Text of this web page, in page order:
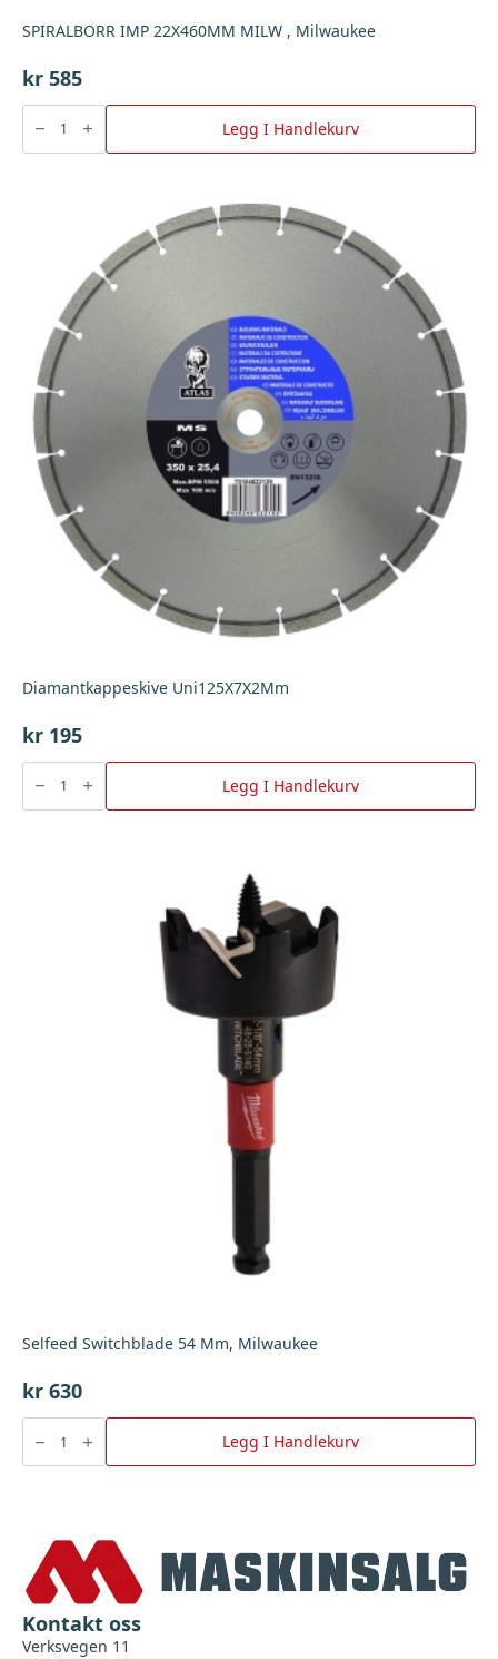
SPIRALBORR IMP 22X460MM MILW , Milwaukee
kr 585
SPIRALBORR
22X460MM
MILW
Legg I Handlekurv
Diamantkappeskive Uni125X7X2Mm
kr 195
Diamantkappeskive
Uni125X7X2Mm
antall Legg I Handlekurv
Selfeed Switchblade 54 Mm, Milwaukee
kr 630
Selfeed
Switchblade
54
Mm,
Legg I Handlekurv
Kontakt oss
Verksvegen 11